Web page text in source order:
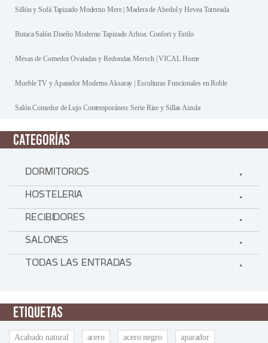
Sillón y Sofá Tapizado Moderno Mere | Madera de Abedul y Hevea Torneada
Butaca Salón Diseño Moderno Tapizado Arhoa: Confort y Estilo
Mesas de Comedor Ovaladas y Redondas Mersch | VICAL Home
Mueble TV y Aparador Moderno Aksaray | Esculturas Funcionales en Roble
Salón Comedor de Lujo Contemporáneo: Serie Rize y Sillas Aizola
CATEGORÍAS
DORMITORIOS
HOSTELERIA
RECIBIDORES
SALONES
TODAS LAS ENTRADAS
ETIQUETAS
Acabado natural acero acero negro aparador